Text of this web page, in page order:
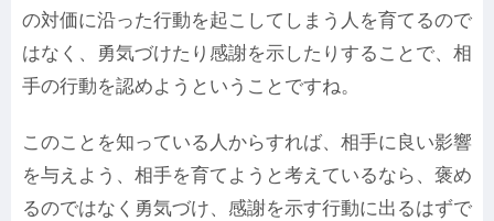
の対価に沿った行動を起こしてしまう人を育てるので
はなく、勇気づけたり感謝を示したりすることで、相
手の行動を認めようということですね。
このことを知っている人からすれば、相手に良い影響
を与えよう、相手を育てようと考えているなら、褒め
るのではなく勇気づけ、感謝を示す行動に出るはずで